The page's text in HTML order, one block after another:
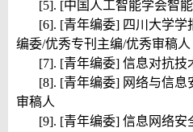
[5]. [中国人工智能学会智
[6]. [青年编委] 四川大学学
编委/优秀专刊主编/优秀审稿人
[7]. [青年编委] 信息对抗技
[8]. [青年编委] 网络与信息
审稿人
[9]. [青年编委] 信息网络安